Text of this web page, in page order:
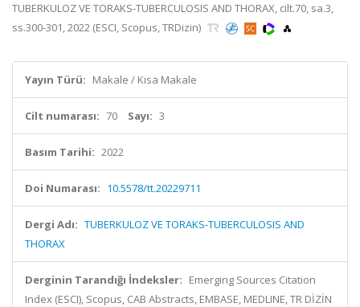
TUBERKULOZ VE TORAKS-TUBERCULOSIS AND THORAX, cilt.70, sa.3,
ss.300-301, 2022 (ESCI, Scopus, TRDizin)
Yayın Türü: Makale / Kısa Makale
Cilt numarası: 70 Sayı: 3
Basım Tarihi: 2022
Doi Numarası: 10.5578/tt.20229711
Dergi Adı: TUBERKULOZ VE TORAKS-TUBERCULOSIS AND
THORAX
Derginin Tarandığı İndeksler: Emerging Sources Citation
Index (ESCI), Scopus, CAB Abstracts, EMBASE, MEDLINE, TR DİZİN